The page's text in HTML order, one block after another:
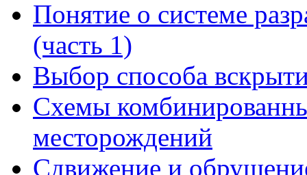
Понятие о системе
(часть 1)
Выбор способа
Схемы
месторождений
Сдвижение и